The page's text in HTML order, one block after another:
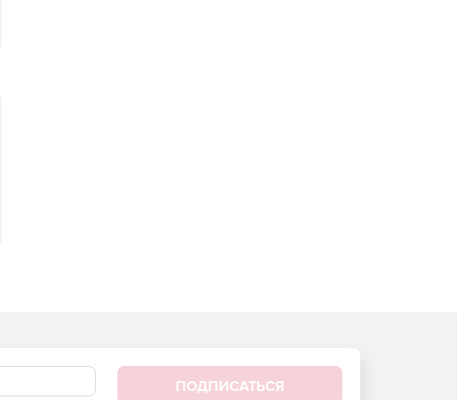
ПОДПИСАТЬСЯ